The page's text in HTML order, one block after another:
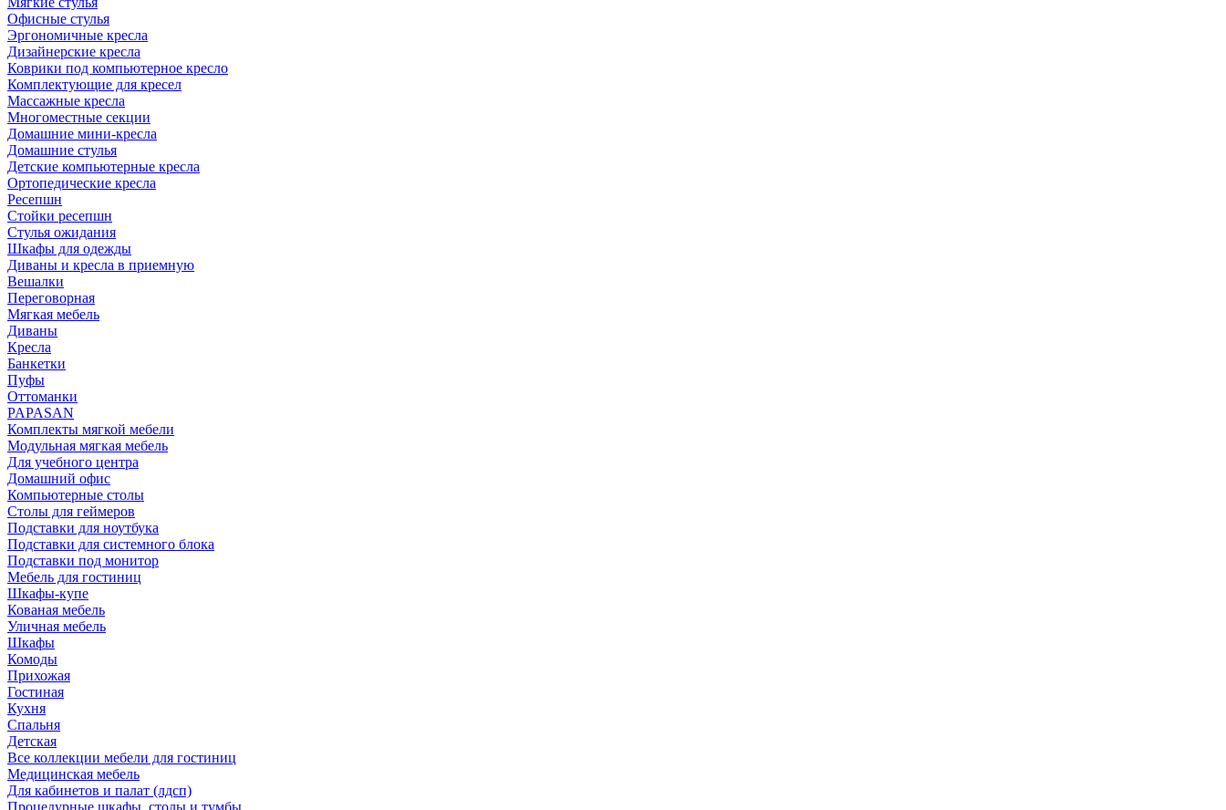
Офисные стулья
Эргономичные кресла
Дизайнерские кресла
Коврики под компьютерное кресло
Комплектующие для кресел
Массажные кресла
Многоместные секции
Домашние мини-кресла
Домашние стулья
Детские компьютерные кресла
Ортопедические кресла
Ресепшн
Стойки ресепшн
Стулья ожидания
Шкафы для одежды
Диваны и кресла в приемную
Вешалки
Переговорная
Мягкая мебель
Диваны
Кресла
Банкетки
Пуфы
Оттоманки
PAPASAN
Комплекты мягкой мебели
Модульная мягкая мебель
Для учебного центра
Домашний офис
Компьютерные столы
Столы для геймеров
Подставки для ноутбука
Подставки для системного блока
Подставки под монитор
Мебель для гостиниц
Шкафы-купе
Кованая мебель
Уличная мебель
Шкафы
Комоды
Прихожая
Гостиная
Кухня
Спальня
Детская
Все коллекции мебели для гостиниц
Медицинская мебель
Для кабинетов и палат (лдсп)
Процедурные шкафы, столы и тумбы